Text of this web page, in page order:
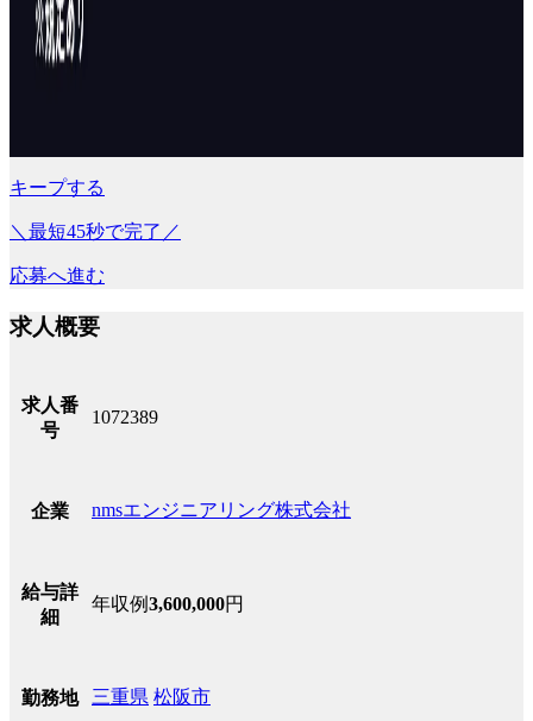
キープする
＼最短45秒で完了／
応募へ進む
求人概要
求人番
号
1072389
企業 nmsエンジニアリング株式会社
給与詳
細
年収例3,600,000円
勤務地 三重県 松阪市